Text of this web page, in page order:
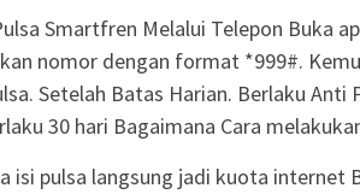
Smartfren Melalui Telepon Buka
nomor dengan format *999#.
Setelah Batas Harian. Berlaku Anti
30 hari Bagaimana Cara
isi pulsa langsung jadi kuota internet